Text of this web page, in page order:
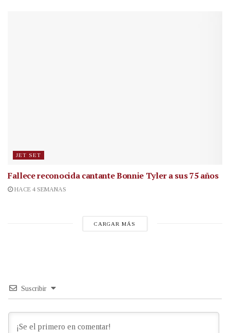
JET SET
Fallece reconocida cantanteBonnie Tyler a sus 75 años
HACE 4 SEMANAS
CARGAR MÁS
Suscribir